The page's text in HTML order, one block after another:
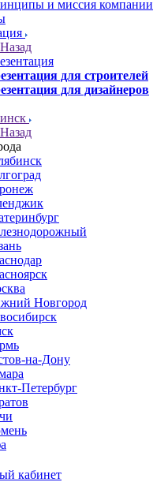
и миссия компании
Назад
для строителей
для дизайнеров
Назад
Новгород
на-Дону
Петербург
кабинет